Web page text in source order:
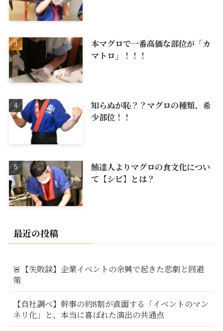
本マグロで一番高価な部位が「カ
マトロ」！！！
知らぬが恥？？マグロの種類、希
少部位！！
鮪達人よりマグロの食文化につい
て【シビ】とは？
最近の投稿
🚨【失敗談】企業イベントの余興で起きた悲劇と回避
策
【自社調べ】幹事の約8割が直面する「イベントのマン
ネリ化」と、本当に喜ばれた演出の共通点